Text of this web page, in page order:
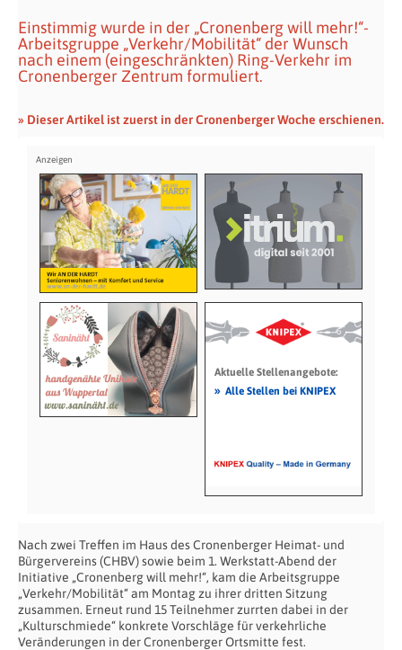
Einstimmig wurde in der „Cronenberg will mehr!“-
Arbeitsgruppe „Verkehr/Mobilität“ der Wunsch
nach einem (eingeschränkten) Ring-Verkehr im
Cronenberger Zentrum formuliert.
» Dieser Artikel ist zuerst in der Cronenberger Woche erschienen.
Aktuelle Stellenangebote:
» Alle Stellen bei KNIPEX
Nach zwei Treffen im Haus des Cronenberger Heimat- und
Bürgervereins (CHBV) sowie beim 1. Werkstatt-Abend der
Initiative „Cronenberg will mehr!“, kam die Arbeitsgruppe
„Verkehr/Mobilität“ am Montag zu ihrer dritten Sitzung
zusammen. Erneut rund 15 Teilnehmer zurrten dabei in der
„Kulturschmiede“ konkrete Vorschläge für verkehrliche
Veränderungen in der Cronenberger Ortsmitte fest.